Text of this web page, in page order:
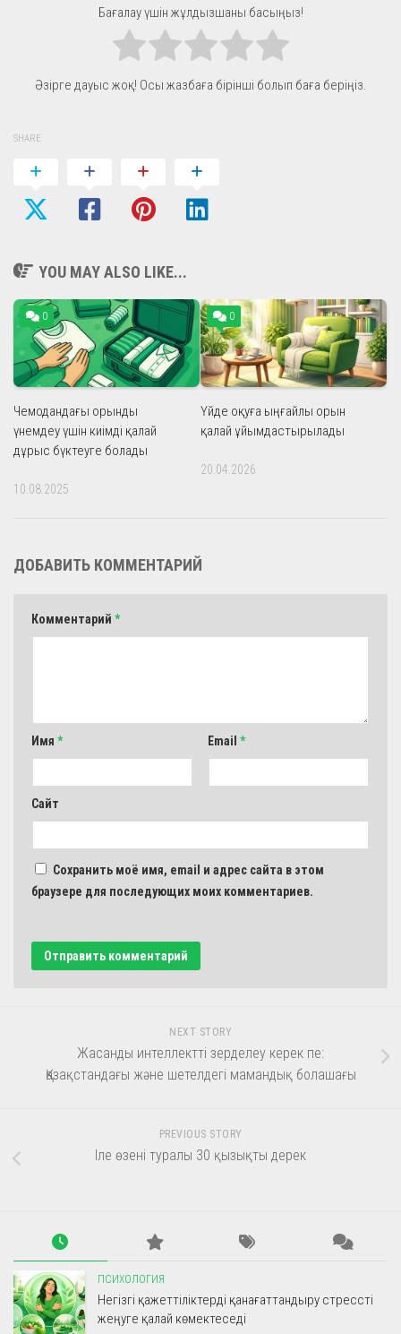
Бағалау үшін жұлдызшаны басыңыз!
Әзірге дауыс жоқ! Осы жазбаға бірінші болып баға беріңіз.
SHARE
YOU MAY ALSO LIKE...
0
Чемодандағы орынды
үнемдеу үшін киімді қалай
дұрыс бүктеуге болады
10.08.2025
0
Үйде оқуға ыңғайлы орын
қалай ұйымдастырылады
20.04.2026
ДОБАВИТЬ КОММЕНТАРИЙ
Комментарий *
Имя * Email *
Сайт
Сохранить моё имя, email и адрес сайта в этом
браузере для последующих моих комментариев.
NEXT STORY
Жасанды интеллектті зерделеу керек пе:
Қазақстандағы және шетелдегі мамандық болашағы
PREVIOUS STORY
Іле өзені туралы 30 қызықты дерек
ПСИХОЛОГИЯ
Негізгі қажеттіліктерді қанағаттандыру стрессті
жеңуге қалай көмектеседі